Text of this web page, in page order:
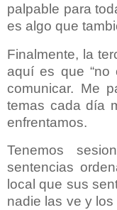
palpable para
es algo que
Finalmente, la
aquí es que “no
comunicar. Me
temas cada día
enfrentamos.
Tenemos
sentencias
local que sus
nadie las ve y